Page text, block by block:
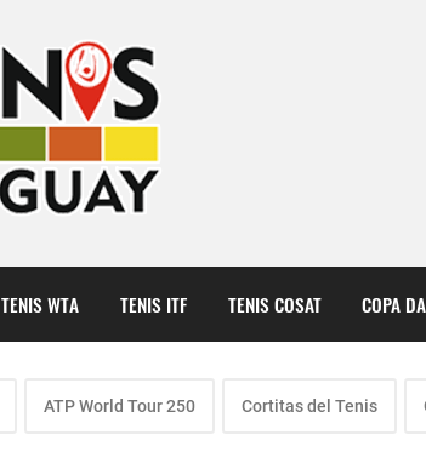
TENIS WTA TENIS ITF TENIS COSAT COPA
ATP World Tour 250 Cortitas del Tenis